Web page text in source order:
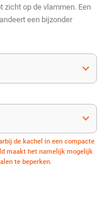
zicht op de vlammen. Een
een bijzonder
de kachel in een compacte
maakt het namelijk mogelijk
te beperken.